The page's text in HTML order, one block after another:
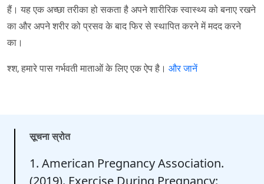
हैं। यह एक अच्छा तरीका हो सकता है अपने शारीरिक स्वास्थ्य को बनाए रखने
का और अपने शरीर को प्रसव के बाद फिर से स्थापित करने में मदद करने
का।
श्श, हमारे पास गर्भवती माताओं के लिए एक ऐप है। और जानें
सूचना स्रोत
1. American Pregnancy Association.